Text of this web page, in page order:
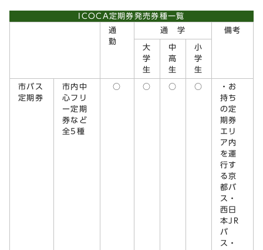
ICOCA定期券発売券種一覧
通
勤
通 学 備考
大
学
生
中
高
生
小
学
生
市バス
定期券
市内中
心フリ
ー定期
券など
全5種
○ ○ ○ ○
・お
持ち
の定
期券
エリ
ア内
を運
行す
る京
都バ
ス・
西日
本JR
バ
ス・